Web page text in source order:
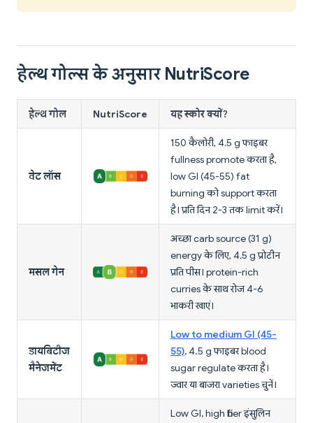
हेल्थ गोल्स के अनुसार NutriScore
हेल्थ गोल NutriScore यह स्कोर क्यों?
वेट लॉस
150 कैलोरी, 4.5 g फाइबर
fullness promote करता है,
low GI (45-55) fat
burning को support करता
है। प्रति दिन 2-3 तक limit करें।
मसल गेन
अच्छा carb source (31 g)
energy के लिए, 4.5 g प्रोटीन
प्रति पीस। protein-rich
curries के साथ रोज 4-6
भाकरी खाएं।
डायबिटीज
मैनेजमेंट
Low to medium GI (45-
55), 4.5 g फाइबर blood
sugar regulate करता है।
ज्वार या बाजरा varieties चुनें।
Low GI, high fiber इंसुलिन